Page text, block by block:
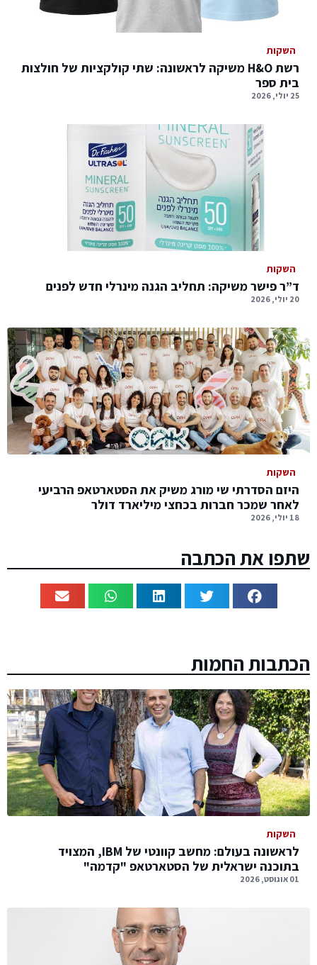
השקות
רשת H&O משיקה לראשונה: שתי קולקציות של חולצות
בית ספר
25 יולי, 2026
השקות
ד”ר פישר משיקה: תחליב הגנה מינרלי חדש לפנים
20 יולי, 2026
השקות
היזם הסדרתי שי מורג משיק את הסטארטאפ הרביעי
לאחר שמכר חברות בכחצי מיליארד דולר
18 יולי, 2026
שתפו את הכתבה
הכתבות החמות
השקות
לראשונה בעולם: מחשב קוונטי של IBM, המצויד
בתוכנה ישראלית של הסטארטאפ "קדמה"
01 אוגוסט, 2026